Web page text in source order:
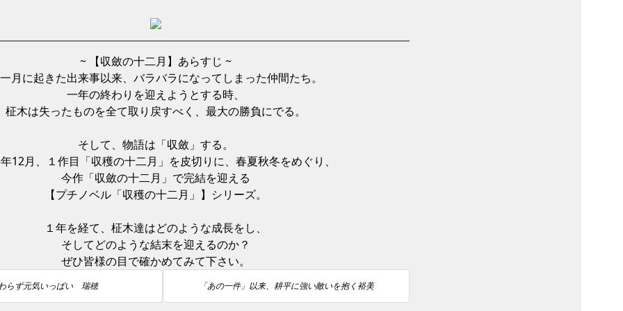
~ 【収斂の十二月】あらすじ ~
月に起きた出来事以来、バラバラになってしまった仲間たち。
一年の終わりを迎えようとする時、
柾木は失ったものを全て取り戻すべく、最大の勝負にでる。
そして、物語は「収斂」する。
12月、１作目「収穫の十二月」を皮切りに、春夏秋冬をめぐり、
今作「収斂の十二月」で完結を迎える
【プチノベル「収穫の十二月」】シリーズ。
１年を経て、柾木達はどのような成長をし、
そしてどのような結末を迎えるのか？
ぜひ皆様の目で確かめてみて下さい。
らず元気いっぱい 瑞穂 「あの一件」以来、耕平に強い敵いを抱く裕美